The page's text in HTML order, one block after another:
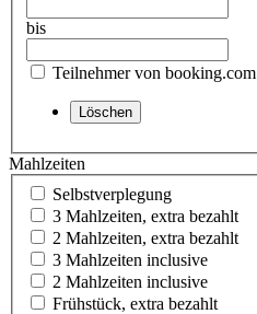
bis
Teilnehmer von booking.com
Mahlzeiten
Selbstverplegung
3 Mahlzeiten, extra bezahlt
2 Mahlzeiten, extra bezahlt
3 Mahlzeiten inclusive
2 Mahlzeiten inclusive
Frühstück, extra bezahlt